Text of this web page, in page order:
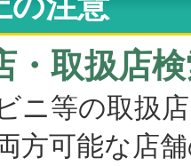
・取扱店
ニ等の取扱
方可能な店